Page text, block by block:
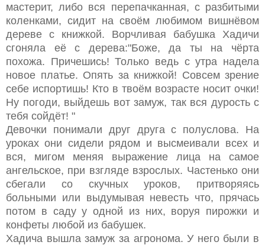
мастерит, либо вся перепачканная, с разбитыми
коленками, сидит на своём любимом вишнёвом
дереве с книжкой. Ворчливая бабушка Хадичи
сгоняла её с дерева:"Боже, да ты на чёрта
похожа. Причешись! Только ведь с утра надела
новое платье. Опять за книжкой! Совсем зрение
себе испортишь! Кто в твоём возрасте носит очки!
Ну погоди, выйдешь вот замуж, так вся дурость с
тебя сойдёт! "
Девочки понимали друг друга с полуслова. На
уроках они сидели рядом и высмеивали всех и
вся, мигом меняя выражение лица на самое
ангельское, при взгляде взрослых. Частенько они
сбегали со скучных уроков, притворяясь
больными или выдумывая невесть что, прячась
потом в саду у одной из них, воруя пирожки и
конфеты любой из бабушек.
Хадича вышла замуж за агронома. У него были в